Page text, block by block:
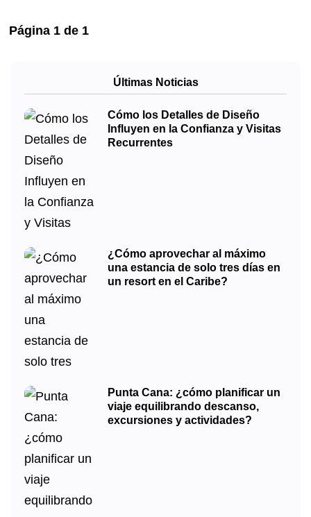
Página 1 de 1
Últimas Noticias
Cómo los Detalles de Diseño
Influyen en la Confianza y Visitas
Recurrentes
¿Cómo aprovechar al máximo
una estancia de solo tres días en
un resort en el Caribe?
Punta Cana: ¿cómo planificar un
viaje equilibrando descanso,
excursiones y actividades?